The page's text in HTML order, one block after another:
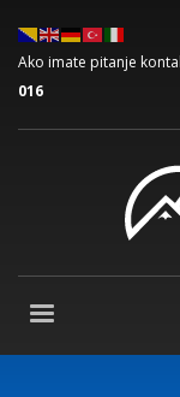
Ako imate pitanje
016